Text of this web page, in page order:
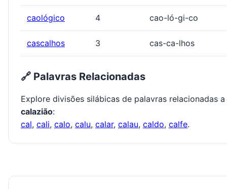
caológico 4 cao-ló-gi-co
cascalhos 3 cas-ca-lhos
🔗 Palavras Relacionadas
Explore divisões silábicas de palavras relacionadas a
calazião:
cal, cali, calo, calu, calar, calau, caldo, calfe.